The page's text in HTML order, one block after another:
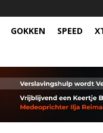
GOKKEN SPEED